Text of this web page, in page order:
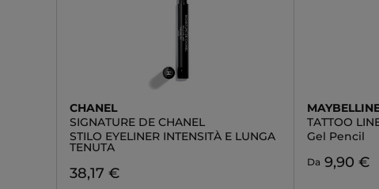
CHANEL
SIGNATURE DE CHANEL
STILO EYELINER INTENSITÀ E LUNGA
TENUTA
38,17 €
TATTOO
Gel Pencil
Da 9,90 €